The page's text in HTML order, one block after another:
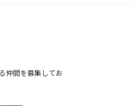
仲間を募集してお